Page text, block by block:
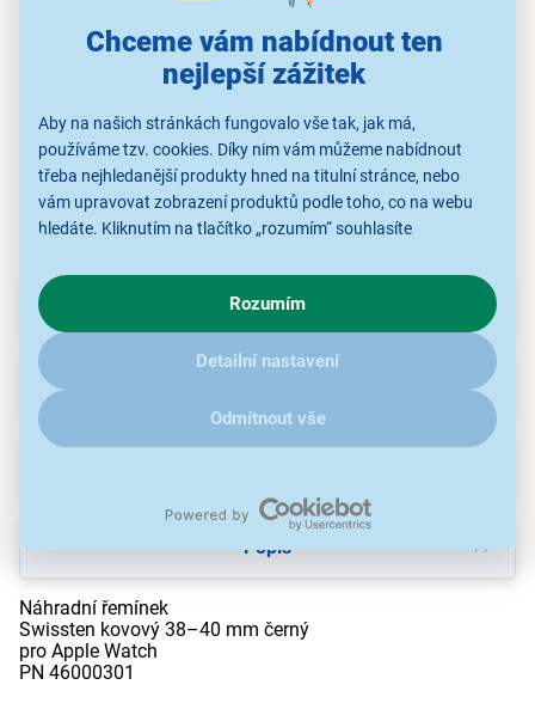
Chceme vám nabídnout ten
nejlepší zážitek
Aby na našich stránkách fungovalo vše tak, jak má,
používáme tzv. cookies. Díky nim vám můžeme nabídnout
třeba nejhledanější produkty hned na titulní stránce, nebo
vám upravovat zobrazení produktů podle toho, co na webu
hledáte. Kliknutím na tlačítko „rozumím“ souhlasíte
chování na webu pro zobrazení cílených reklam. Pokud vás
zajímají detaily, jak u nás s cookies a dalšími údaji pracujeme,
kliknětesem.
Rozumím
Detailní nastavení
Odmítnout vše
399 Kč
Řemínky k chytrým
hodinkám
549 Kč
Řemínky k chytrým
hodinkám
399 Kč
Řemínky k chytrým
hodinkám
Popis
Náhradní řemínek
Swissten kovový 38–40 mm černý
pro Apple Watch
PN 46000301
Parametry